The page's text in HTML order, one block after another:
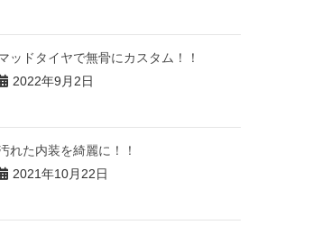
ッドタイヤで無骨にカスタム！！
2022年9月2日
れた内装を綺麗に！！
2021年10月22日